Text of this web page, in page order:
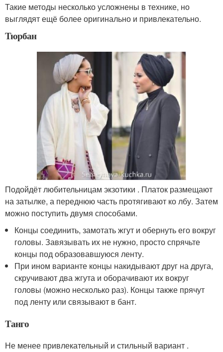
Такие методы несколько усложнены в технике, но
выглядят ещё более оригинально и привлекательно.
Тюрбан
Подойдёт любительницам экзотики . Платок размещают
на затылке, а переднюю часть протягивают ко лбу. Затем
можно поступить двумя способами.
Концы соединить, замотать жгут и обернуть его вокруг
головы. Завязывать их не нужно, просто спрячьте
концы под образовавшуюся ленту.
При ином варианте концы накидывают друг на друга,
скручивают два жгута и оборачивают их вокруг
головы (можно несколько раз). Концы также прячут
под ленту или связывают в бант.
Танго
Не менее привлекательный и стильный вариант .